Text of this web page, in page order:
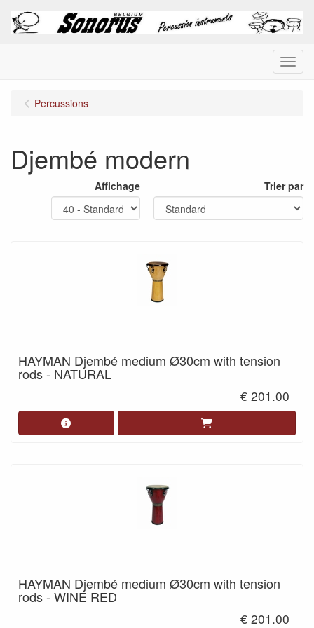
Menu
Percussions
Djembé modern
Affichage Trier par
HAYMAN Djembé medium Ø30cm with tension
rods - NATURAL
€ 201.00
HAYMAN Djembé medium Ø30cm with tension
rods - WINE RED
€ 201.00